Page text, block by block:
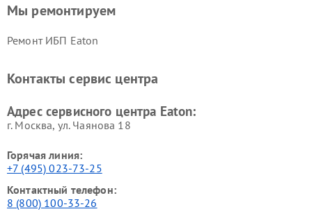
Мы ремонтируем
Ремонт ИБП Eaton
Контакты сервис центра
Адрес сервисного центра Eaton:
г. Москва, ул. Чаянова 18
Горячая линия:
+7 (495) 023-73-25
Контактный телефон:
8 (800) 100-33-26